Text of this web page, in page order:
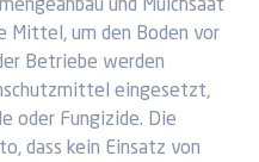
und Mulchsaat
Mittel, um den Boden vor
Betriebe werden
eingesetzt,
oder Fungizide. Die
dass kein Einsatz von